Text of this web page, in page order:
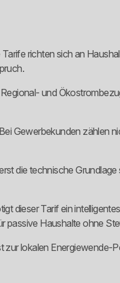
richten sich an
und
Gewerbekunden zählen
die technische
dieser Tarif ein
Haushalte ohne
lokalen Energiewende-